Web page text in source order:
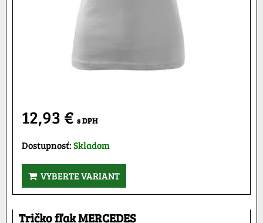
12,93 € s DPH
Dostupnosť:Skladom
VYBERTE VARIANT
Tričko fľak MERCEDES